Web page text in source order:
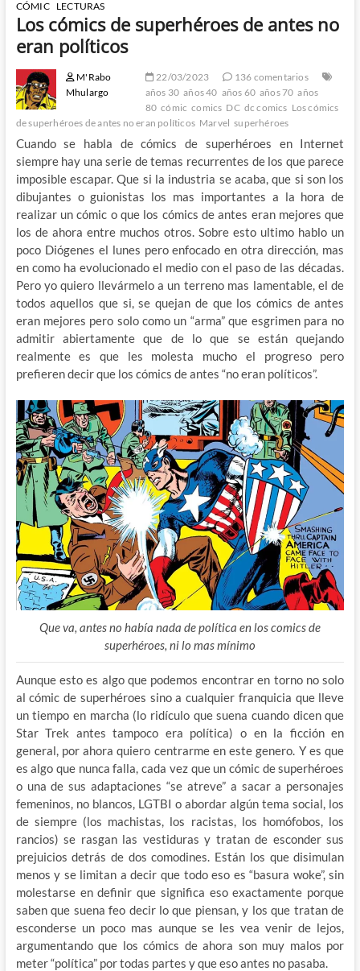
CÓMIC LECTURAS
Los cómics de superhéroes de antes no
eran políticos
M'Rabo
Mhulargo
22/03/2023
136 comentarios
años 30 años 40 años 60 años 70 años
80 cómic comics DC dc comics Los cómics
de superhéroes de antes no eran políticos Marvel superhéroes
Cuando se habla de cómics de superhéroes en Internet
siempre hay una serie de temas recurrentes de los que parece
imposible escapar. Que si la industria se acaba, que si son los
dibujantes o guionistas los mas importantes a la hora de
realizar un cómic o que los cómics de antes eran mejores que
los de ahora entre muchos otros. Sobre esto ultimo hablo un
poco Diógenes el lunes pero enfocado en otra dirección, mas
en como ha evolucionado el medio con el paso de las décadas.
Pero yo quiero llevármelo a un terreno mas lamentable, el de
todos aquellos que si, se quejan de que los cómics de antes
eran mejores pero solo como un “arma” que esgrimen para no
admitir abiertamente que de lo que se están quejando
realmente es que les molesta mucho el progreso pero
prefieren decir que los cómics de antes “no eran políticos”.
Que va, antes no había nada de política en los comics de
superhéroes, ni lo mas mínimo
Aunque esto es algo que podemos encontrar en torno no solo
al cómic de superhéroes sino a cualquier franquicia que lleve
un tiempo en marcha (lo ridículo que suena cuando dicen que
Star Trek antes tampoco era política) o en la ficción en
general, por ahora quiero centrarme en este genero. Y es que
es algo que nunca falla, cada vez que un cómic de superhéroes
o una de sus adaptaciones “se atreve” a sacar a personajes
femeninos, no blancos, LGTBI o abordar algún tema social, los
de siempre (los machistas, los racistas, los homófobos, los
rancios) se rasgan las vestiduras y tratan de esconder sus
prejuicios detrás de dos comodines. Están los que disimulan
menos y se limitan a decir que todo eso es “basura woke”, sin
molestarse en definir que significa eso exactamente porque
saben que suena feo decir lo que piensan, y los que tratan de
esconderse un poco mas aunque se les vea venir de lejos,
argumentando que los cómics de ahora son muy malos por
meter “política” por todas partes y que eso antes no pasaba.